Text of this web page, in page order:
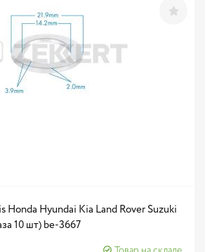
Honda Hyundai Kia Land Rover Suzuki
10 шт) be-3667